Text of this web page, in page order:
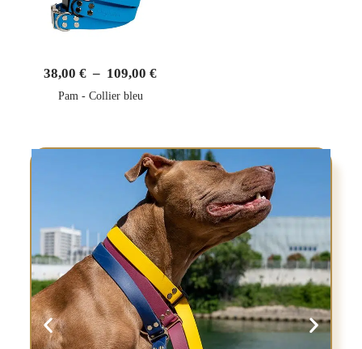
38,00€ – 109,00€
Pam - Collier bleu